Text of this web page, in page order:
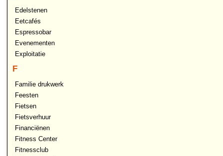
Edelstenen
Eetcafés
Espressobar
Evenementen
Exploitatie
F
Familie drukwerk
Feesten
Fietsen
Fietsverhuur
Financiënen
Fitness Center
Fitnessclub